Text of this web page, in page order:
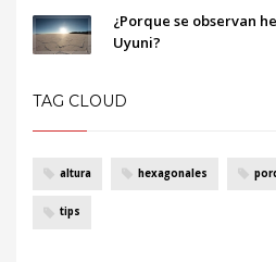
¿Porque se observan
Uyuni?
TAG CLOUD
altura hexagonales
tips